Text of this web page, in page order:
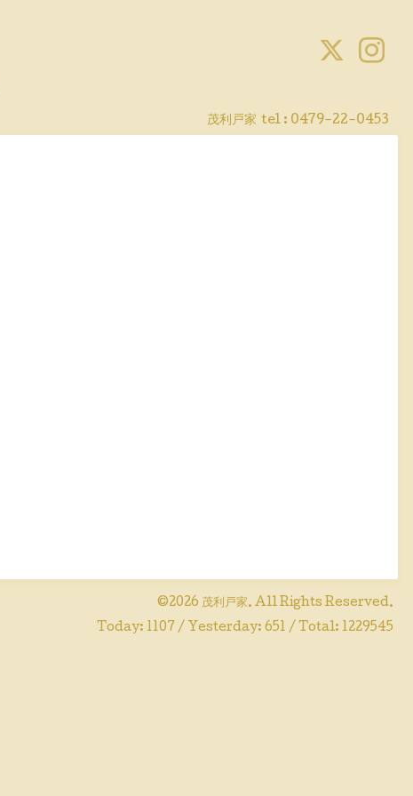
茂利戸家 tel : 0479-22-0453
©2026 茂利戸家. All Rights Reserved.
Today: 1107 / Yesterday: 651 / Total: 1229545